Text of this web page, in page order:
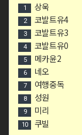
1 상욱
2 코발트유4
3 코발트유3
4 코발트유0
5 메카윤2
6 네오
7 여행중독
8 성원
9 미리
10 쿠빌